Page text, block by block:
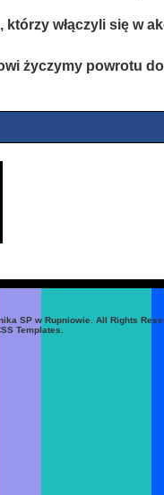
którzy włączyli się w
życzymy powrotu
SP w Rupniowie. All Rights
Templates.